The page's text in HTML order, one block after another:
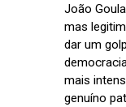
João
mas
dar um
mais
genuíno